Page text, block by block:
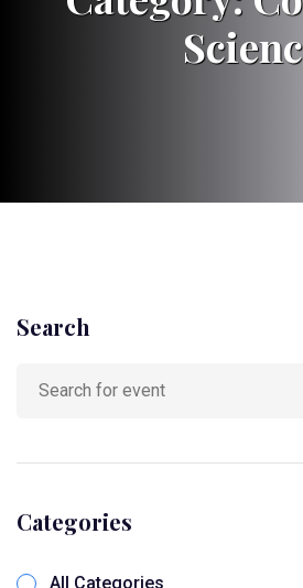
Search
Categories
All Categories